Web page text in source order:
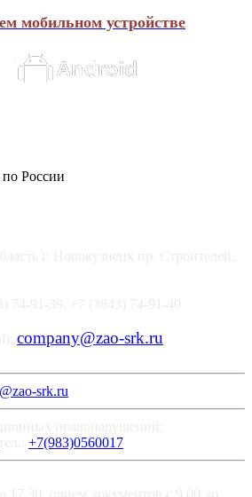
мобильном устройстве
по России
company@zao-srk.ru
srk.ru
+7(983)0560017